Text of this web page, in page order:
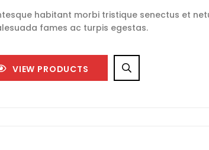
habitant morbi tristique senectus et
fames ac turpis egestas.
VIEW PRODUCTS